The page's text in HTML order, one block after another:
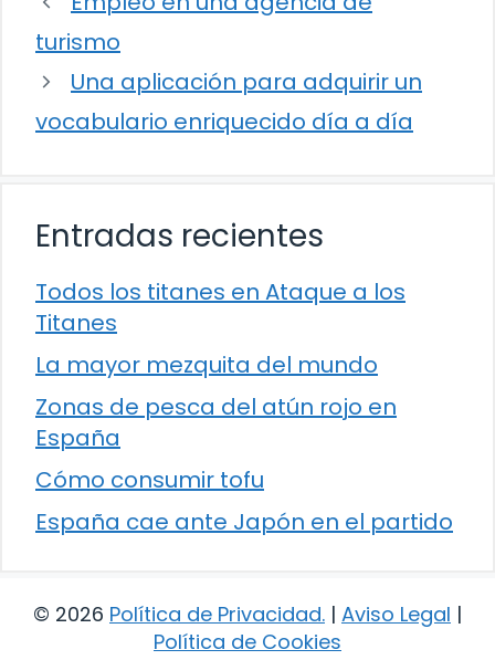
turismo
Una aplicación para adquirir un
vocabulario enriquecido día a día
Entradas recientes
Todos los titanes en Ataque a los
Titanes
La mayor mezquita del mundo
Zonas de pesca del atún rojo en
España
Cómo consumir tofu
España cae ante Japón en el partido
© 2026 Política de Privacidad. | Aviso Legal |
Política de Cookies